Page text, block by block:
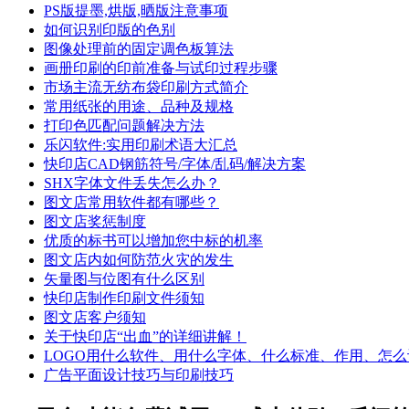
PS版提墨,烘版,晒版注意事项
如何识别印版的色别
图像处理前的固定调色板算法
画册印刷的印前准备与试印过程步骤
市场主流无纺布袋印刷方式简介
常用纸张的用途、品种及规格
打印色匹配问题解决方法
乐闪软件:实用印刷术语大汇总
快印店CAD钢筋符号/字体/乱码/解决方案
SHX字体文件丢失怎么办？
图文店常用软件都有哪些？
图文店奖惩制度
优质的标书可以增加您中标的机率
图文店内如何防范火灾的发生
矢量图与位图有什么区别
快印店制作印刷文件须知
图文店客户须知
关于快印店“出血”的详细讲解！
LOGO用什么软件、用什么字体、什么标准、作用、怎
广告平面设计技巧与印刷技巧